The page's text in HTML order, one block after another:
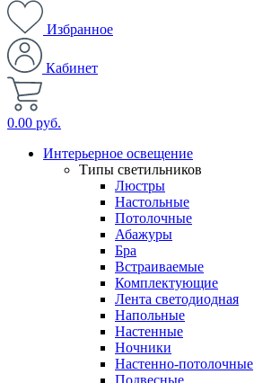
Избранное
Кабинет
0.00 руб.
Интерьерное освещение
Типы светильников
Люстры
Настольные
Потолочные
Абажуры
Бра
Встраиваемые
Комплектующие
Лента светодиодная
Напольные
Настенные
Ночники
Настенно-потолочные
Подвесные